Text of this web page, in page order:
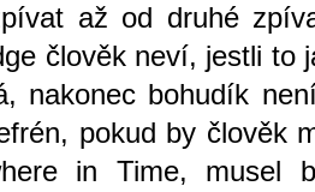
až od druhé
člověk neví, jestli to
nakonec bohudík
pokud by člověk
in Time,